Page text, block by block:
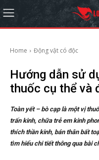
Home Động vật có độc
Hướng dẫn sử
thuốc cụ thể và
Toàn yết – bò cạp là một vị
trấn kinh, chữa trẻ em kinh
thích thần kinh, bán thân bất
tìm hiểu chi tiết thông qua bài